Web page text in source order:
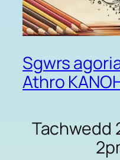
Sgwrs
Athro
Tachwedd